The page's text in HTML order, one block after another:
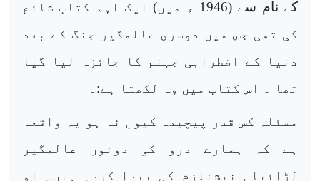
کے نام سے (1946 ء میں) ایک اہم کتاب شائع
کی تھی جس میں دوسری عالمگیر جنگ کے بعد
دنیا کے اضطرابی جہنم کا جائزہ لیا گیا
تھا ۔ اس کتاب میں وہ لکھتا ہے:۔
مسئلہ کس قدر پیچیدہ کیوں نہ ہو یہ واقعہ
ہے کہ ہمارے درو کی دونوں عالمگیر
لڑائیاں نیشنلزم کی پیدا کردہ ہیں۔ او